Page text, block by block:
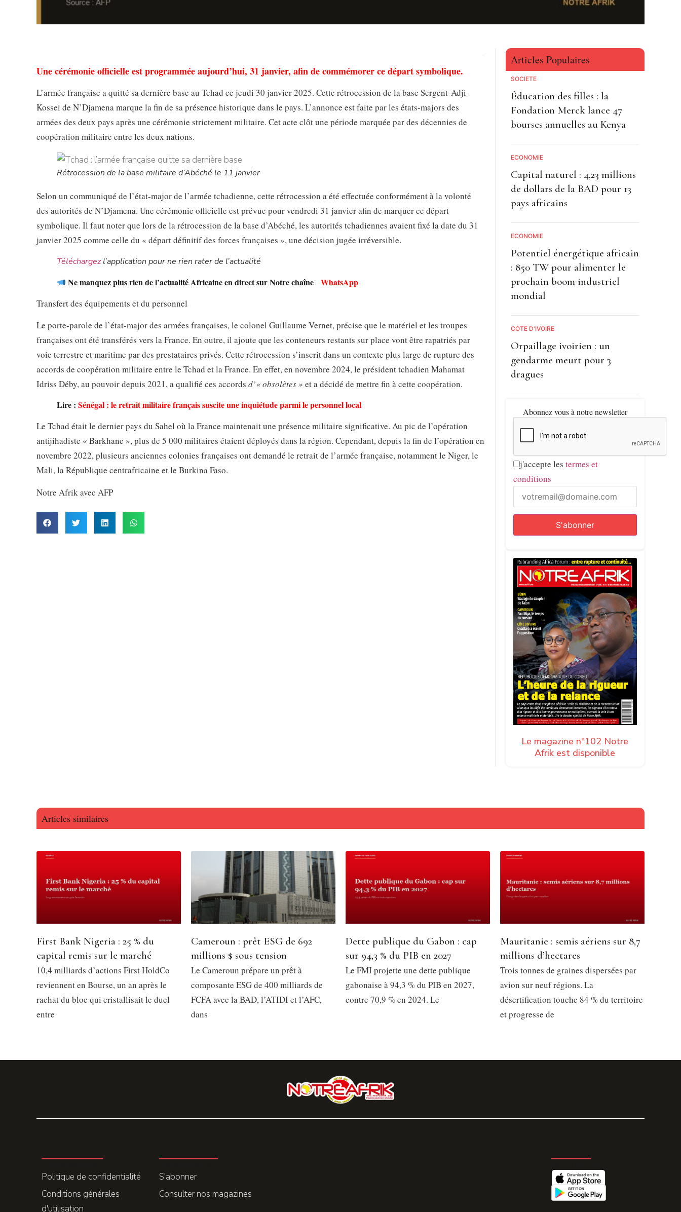
Une cérémonie officielle est programmée aujourd’hui, 31 janvier, afin de commémorer ce départ symbolique.
L’armée française a quitté sa dernière base au Tchad ce jeudi 30 janvier 2025. Cette rétrocession de la base Sergent-Adji-
Kossei de N’Djamena marque la fin de sa présence historique dans le pays. L’annonce est faite par les états-majors des
armées des deux pays après une cérémonie strictement militaire. Cet acte clôt une période marquée par des décennies de
coopération militaire entre les deux nations.
Rétrocession de la base militaire d’Abéché le 11 janvier
Selon un communiqué de l’état-major de l’armée tchadienne, cette rétrocession a été effectuée conformément à la volonté
des autorités de N’Djamena. Une cérémonie officielle est prévue pour vendredi 31 janvier afin de marquer ce départ
symbolique. Il faut noter que lors de la rétrocession de la base d’Abéché, les autorités tchadiennes avaient fixé la date du 31
janvier 2025 comme celle du « départ définitif des forces françaises », une décision jugée irréversible.
Téléchargezl’application pour ne rien rater de l’actualité
Ne manquez plus rien de l’actualité Africaine en direct sur Notre chaîne
WhatsApp
Transfert des équipements et du personnel
Le porte-parole de l’état-major des armées françaises, le colonel Guillaume Vernet, précise que le matériel et les troupes
françaises ont été transférés vers la France. En outre, il ajoute que les conteneurs restants sur place vont être rapatriés par
voie terrestre et maritime par des prestataires privés. Cette rétrocession s’inscrit dans un contexte plus large de rupture des
accords de coopération militaire entre le Tchad et la France. En effet, en novembre 2024, le président tchadien Mahamat
Idriss Déby, au pouvoir depuis 2021, a qualifié ces accords d’« obsolètes » et a décidé de mettre fin à cette coopération.
Lire : Sénégal : le retrait militaire français suscite une inquiétude parmi le personnel local
Le Tchad était le dernier pays du Sahel où la France maintenait une présence militaire significative. Au pic de l’opération
antijihadiste « Barkhane », plus de 5 000 militaires étaient déployés dans la région. Cependant, depuis la fin de l’opération en
novembre 2022, plusieurs anciennes colonies françaises ont demandé le retrait de l’armée française, notamment le Niger, le
Mali, la République centrafricaine et le Burkina Faso.
Notre Afrik avec AFP
Articles Populaires
SOCIETE
Éducation des filles : la
Fondation Merck lance 47
bourses annuelles au Kenya
ECONOMIE
Capital naturel : 4,23 millions
de dollars de la BAD pour 13
pays africains
ECONOMIE
Potentiel énergétique africain
: 850 TW pour alimenter le
prochain boom industriel
mondial
CÔTE D'IVOIRE
Orpaillage ivoirien : un
gendarme meurt pour 3
dragues
Abonnez vous à notre newsletter
j'accepte les termes et
conditions
Le magazine n°102 Notre
Afrik est disponible
Articles similaires
First Bank Nigeria : 25 % du
capital remis sur le marché
10,4 milliards d’actions First HoldCo
reviennent en Bourse, un an après le
rachat du bloc qui cristallisait le duel
entre
Cameroun : prêt ESG de 692
millions $ sous tension
Le Cameroun prépare un prêt à
composante ESG de 400 milliards de
FCFA avec la BAD, l’ATIDI et l’AFC,
dans
Dette publique du Gabon : cap
sur 94,3 % du PIB en 2027
Le FMI projette une dette publique
gabonaise à 94,3 % du PIB en 2027,
contre 70,9 % en 2024. Le
Mauritanie : semis aériens sur 8,7
millions d’hectares
Trois tonnes de graines dispersées par
avion sur neuf régions. La
désertification touche 84 % du territoire
et progresse de
Politique de confidentialité
Conditions générales
d'utilisation
S'abonner
Consulter nos magazines